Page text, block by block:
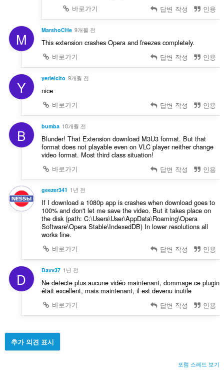
바로가기
답변 작성 인용
M MarshoCHe 9개월 전
This extension crashes Opera and freezes completely.
바로가기
답변 작성 인용
Y yerielcito 9개월 전
nice
바로가기
답변 작성 인용
B bumba 10개월 전
Blunder! That Extension download M3U3 format. But that
format does not playable even on VLC player neither change
video format. Most third class situation!
바로가기
답변 작성 인용
geezer341 1년 전
If I download a 1080p app is crashes when download goes to
100% and don't let me save the video. But it takes place on
the disk (path: C:\Users\User\AppData\Roaming\Opera
Software\Opera Stable\IndexedDB) In lower resolutions all
works fine.
바로가기
답변 작성 인용
D Davv37 1년 전
Ne detecte plus aucune vidéo maintenant, dommage ce plugin
était excellent, mais maintenant, il est devenu inutile
바로가기
답변 작성 인용
추가 의견 표시
포럼 스레드 보기